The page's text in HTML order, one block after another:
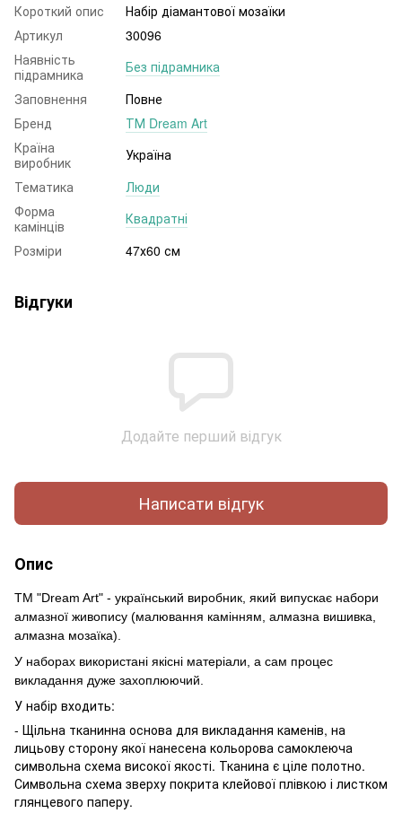
Короткий опис
Набір діамантової мозаїки
Артикул
30096
Наявність
підрамника
Без підрамника
Заповнення
Повне
Бренд
ТМ Dream Art
Країна
виробник
Україна
Тематика
Люди
Форма
камінців
Квадратні
Розміри
47х60 см
Відгуки
Додайте перший відгук
Написати відгук
Опис
ТМ "Dream Art" - український виробник, який випускає набори
алмазної живопису (малювання камінням, алмазна вишивка,
алмазна мозаїка).
У наборах використані якісні матеріали, а сам процес
викладання дуже захоплюючий.
У набір входить:
- Щільна тканинна основа для викладання каменів, на
лицьову сторону якої нанесена кольорова самоклеюча
символьна схема високої якості. Тканина є ціле полотно.
Символьна схема зверху покрита клейової плівкою і листком
глянцевого паперу.